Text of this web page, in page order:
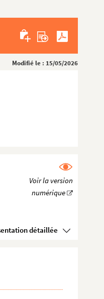
Modifié le : 15/05/2026
Voir la présentation détaillée